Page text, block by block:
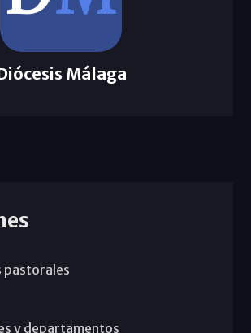
Málaga
pastorales
y departamentos